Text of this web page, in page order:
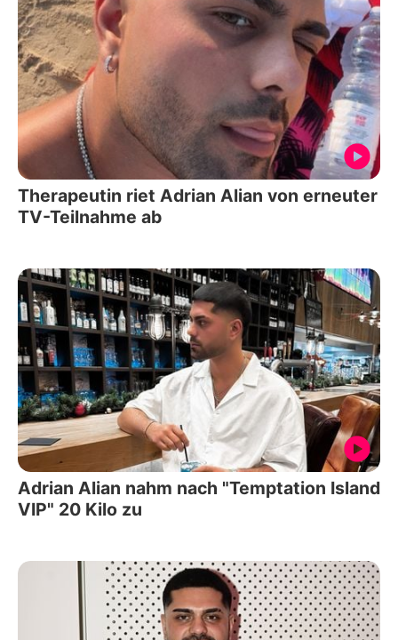
Therapeutin riet Adrian Alian von erneuter
TV-Teilnahme ab
Adrian Alian nahm nach "Temptation Island
VIP" 20 Kilo zu